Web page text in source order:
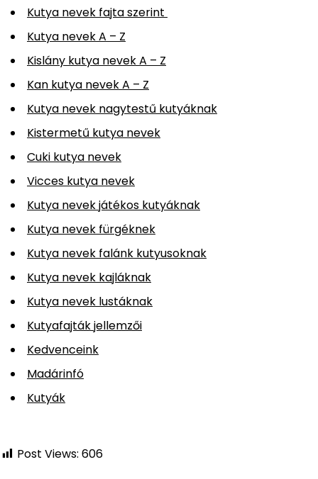
Kutya nevek fajta szerint
Kutya nevek A – Z
Kislány kutya nevek A – Z
Kan kutya nevek A – Z
Kutya nevek nagytestű kutyáknak
Kistermetű kutya nevek
Cuki kutya nevek
Vicces kutya nevek
Kutya nevek játékos kutyáknak
Kutya nevek fürgéknek
Kutya nevek falánk kutyusoknak
Kutya nevek kajláknak
Kutya nevek lustáknak
Kutyafajták jellemzői
Kedvenceink
Madárinfó
Kutyák
Post Views: 606